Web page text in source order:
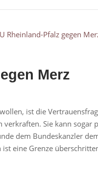
Merz
ist die
Sie kann sogar
dem Bundeskanzler
eine Grenze